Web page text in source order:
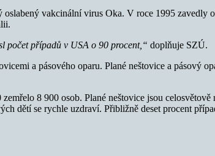
vakcinální virus Oka. V roce 1995
počet případů v USA o 90 procent,“ doplňuje SZÚ.
a pásového oparu. Plané neštovice a pásový
8 900 osob. Plané neštovice jsou
dětí se rychle uzdraví. Přibližně deset procent